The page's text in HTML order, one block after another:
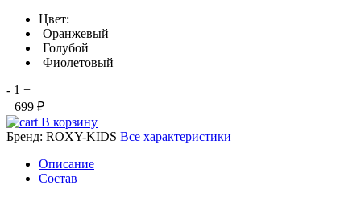
Цвет:
Оранжевый
Голубой
Фиолетовый
- 1 +
699 ₽
В корзину
Бренд: ROXY-KIDS Все характеристики
Описание
Состав